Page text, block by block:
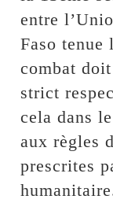
entre
Faso tenue
combat
strict
cela dans
aux règles
prescrites